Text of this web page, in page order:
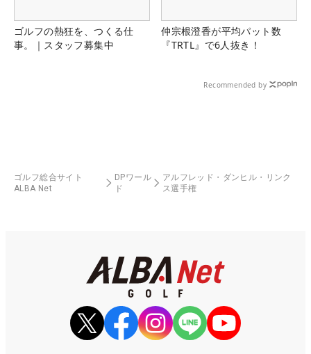
ゴルフの熱狂を、つくる仕
事。｜スタッフ募集中
仲宗根澄香が平均パット数
『TRTL』で6人抜き！
Recommended by
ゴルフ総合サイト
ALBA Net
DPワール
ド
アルフレッド・ダンヒル・リンク
ス選手権